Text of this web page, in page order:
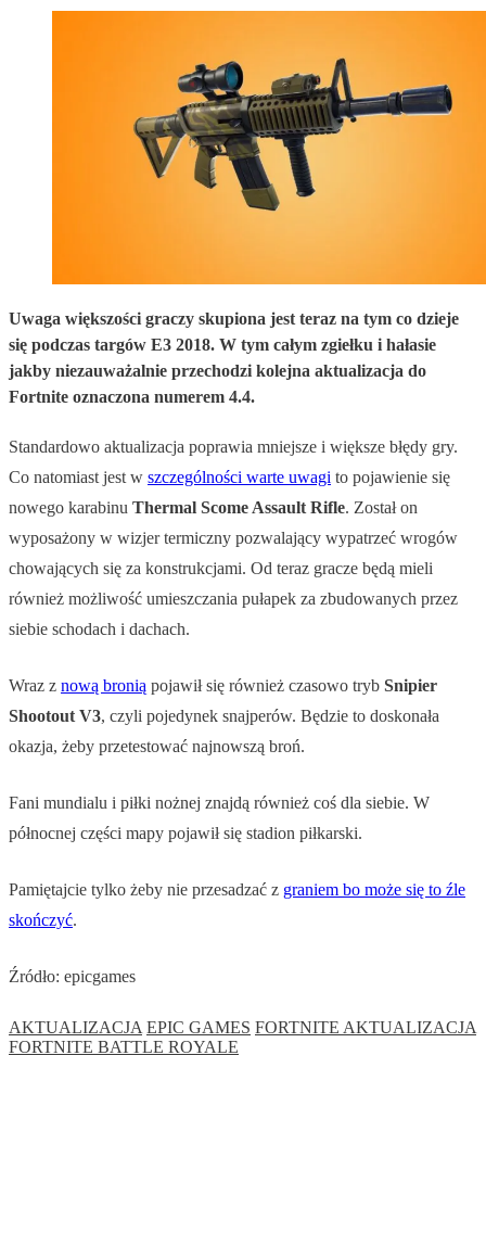
Uwaga większości graczy skupiona jest teraz na tym co dzieje
się podczas targów E3 2018. W tym całym zgiełku i hałasie
jakby niezauważalnie przechodzi kolejna aktualizacja do
Fortnite oznaczona numerem 4.4.
Standardowo aktualizacja poprawia mniejsze i większe błędy gry.
Co natomiast jest w szczególności warte uwagi to pojawienie się
nowego karabinu Thermal Scome Assault Rifle. Został on
wyposażony w wizjer termiczny pozwalający wypatrzeć wrogów
chowających się za konstrukcjami. Od teraz gracze będą mieli
również możliwość umieszczania pułapek za zbudowanych przez
siebie schodach i dachach.
Wraz z nową bronią pojawił się również czasowo tryb Snipier
Shootout V3, czyli pojedynek snajperów. Będzie to doskonała
okazja, żeby przetestować najnowszą broń.
Fani mundialu i piłki nożnej znajdą również coś dla siebie. W
północnej części mapy pojawił się stadion piłkarski.
Pamiętajcie tylko żeby nie przesadzać z graniem bo może się to źle
skończyć.
Źródło: epicgames
AKTUALIZACJA EPIC GAMES FORTNITE AKTUALIZACJA
FORTNITE BATTLE ROYALE